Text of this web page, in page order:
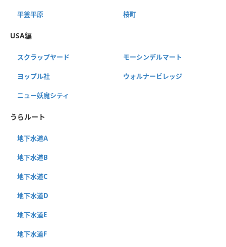
平釜平原 桜町
USA編
スクラップヤード モーシンデルマート
ヨップル社 ウォルナービレッジ
ニュー妖魔シティ
うらルート
地下水道A
地下水道B
地下水道C
地下水道D
地下水道E
地下水道F